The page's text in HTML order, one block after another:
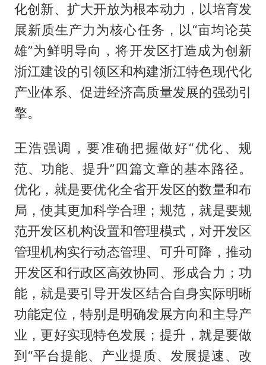
化创新、扩大开放为根本动力，以培育发
展新质生产力为核心任务，以“亩均论英
雄”为鲜明导向，将开发区打造成为创新
浙江建设的引领区和构建浙江特色现代化
产业体系、促进经济高质量发展的强劲引
擎。
王浩强调，要准确把握做好“优化、规
范、功能、提升”四篇文章的基本路径。
优化，就是要优化全省开发区的数量和布
局，使其更加科学合理；规范，就是要规
范开发区机构设置和管理模式，对开发区
管理机构实行动态管理、可升可降，推动
开发区和行政区高效协同、形成合力；功
能，就是要引导开发区结合自身实际明晰
功能定位，特别是明确发展方向和主导产
业，更好实现特色发展；提升，就是要做
到“平台提能、产业提质、发展提速、改